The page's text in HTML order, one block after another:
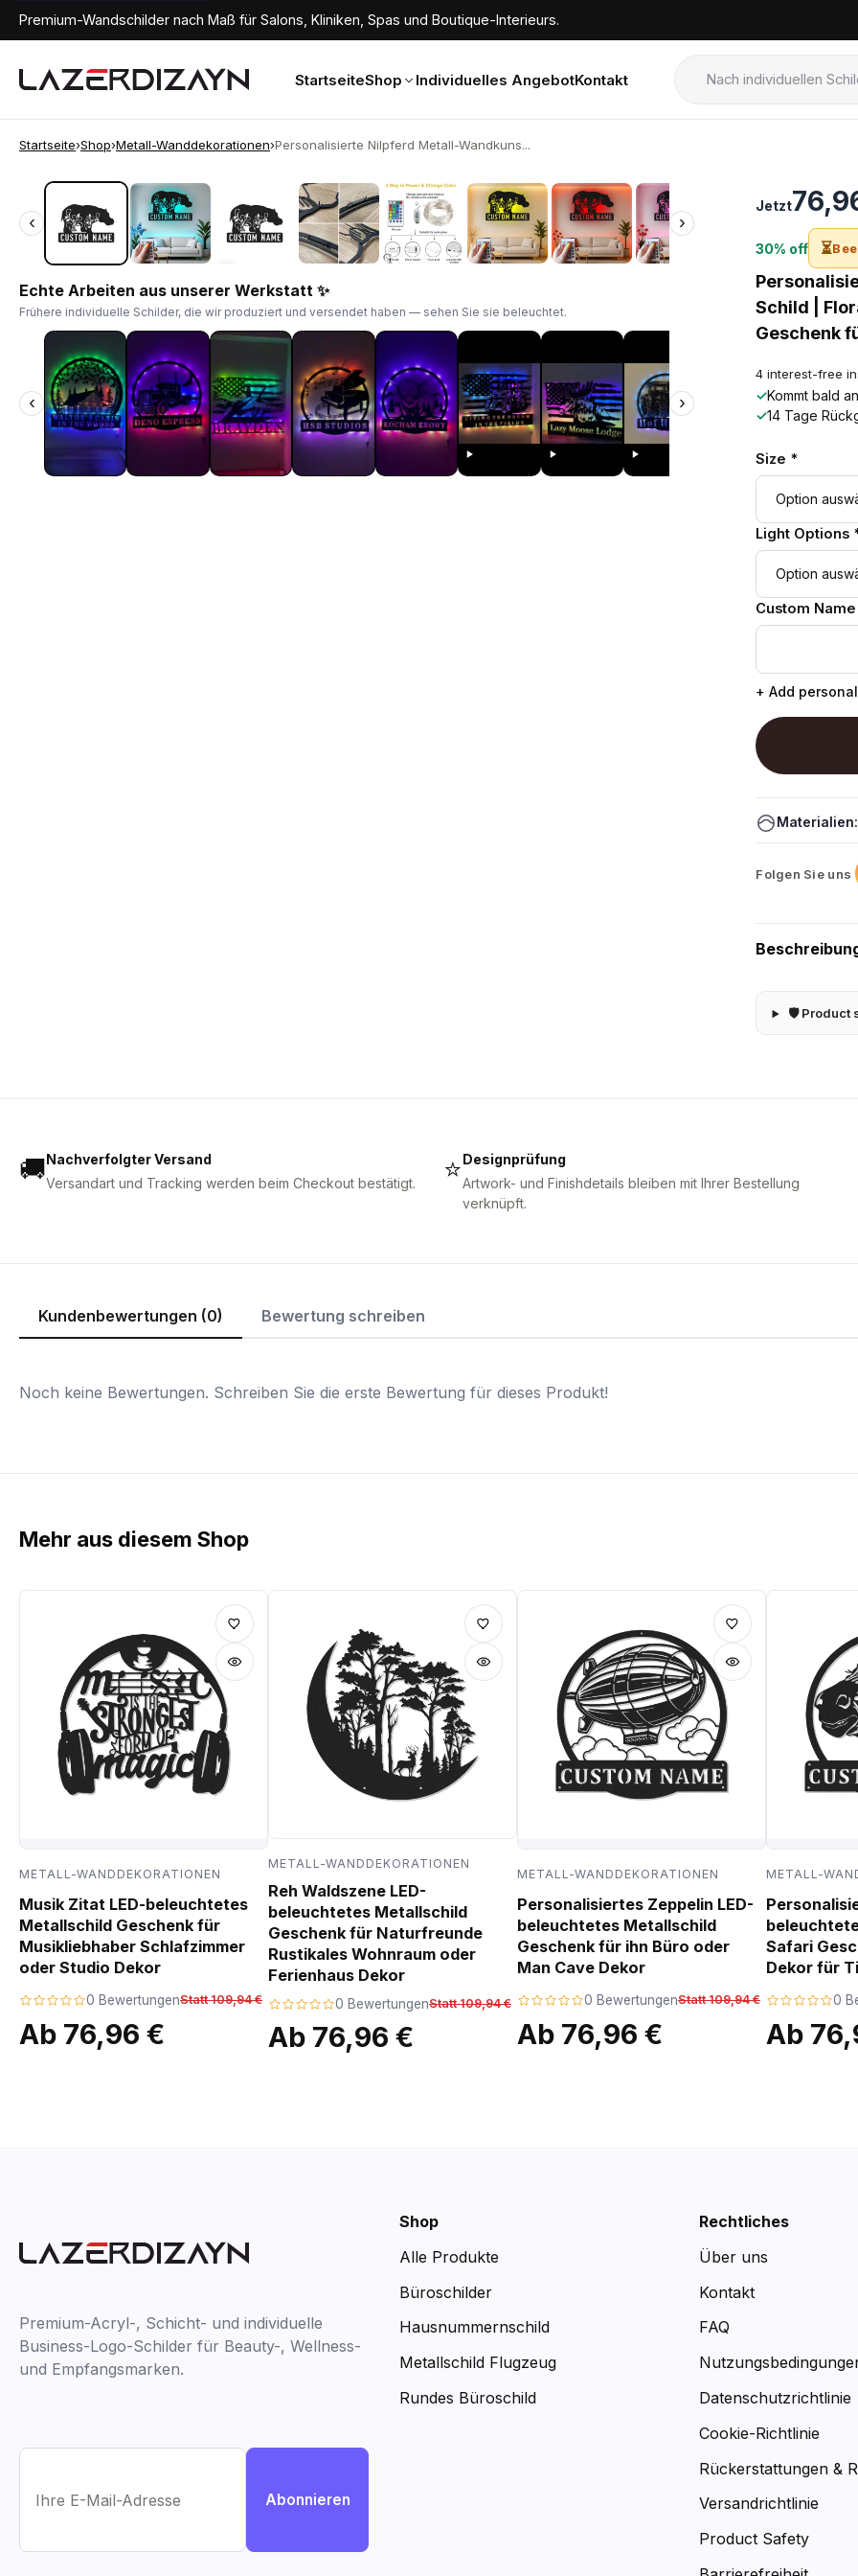
Premium-Wandschilder nach Maß für Salons, Kliniken, Spas und Boutique-Interieurs.
StartseiteShop Individuelles AngebotKontakt
Startseite›Shop›Metall-Wanddekorationen›Personalisierte Nilpferd Metall-Wandkuns...
‹ ›
‹ ›
Echte Arbeiten aus unserer Werkstatt ✨
Frühere individuelle Schilder, die wir produziert und versendet haben — sehen Sie sie beleuchtet.
‹ ›
Jetzt
30% off ⏳
Schild |
Geschenk
4 interest-free
✓Kommt bald
✓14 Tage
Size *
Light Options
Custom
+ Add
Materialien:
Folgen Sie uns
🛡 Product
🚚Nachverfolgter Versand
Versandart und Tracking werden beim Checkout bestätigt.
⭐Designprüfung
Artwork- und Finishdetails bleiben mit Ihrer Bestellung
verknüpft.
Kundenbewertungen (0) Bewertung schreiben
Noch keine Bewertungen. Schreiben Sie die erste Bewertung für dieses Produkt!
Mehr aus diesem Shop
METALL-WANDDEKORATIONEN
Musik Zitat LED-beleuchtetes
Metallschild Geschenk für
Musikliebhaber Schlafzimmer
oder Studio Dekor
0 BewertungenStatt 109,94 €
Ab 76,96 €
METALL-WANDDEKORATIONEN
Reh Waldszene LED-
beleuchtetes Metallschild
Geschenk für Naturfreunde
Rustikales Wohnraum oder
Ferienhaus Dekor
0 BewertungenStatt 109,94 €
Ab 76,96 €
METALL-WANDDEKORATIONEN
Personalisiertes Zeppelin LED-
beleuchtetes Metallschild
Geschenk für ihn Büro oder
Man Cave Dekor
0 BewertungenStatt 109,94 €
Ab 76,96 €
METALL-
Safari
Dekor für
0
Ab
Premium-Acryl-, Schicht- und individuelle
Business-Logo-Schilder für Beauty-, Wellness-
und Empfangsmarken.
Abonnieren
Shop
Alle Produkte
Büroschilder
Hausnummernschild
Metallschild Flugzeug
Rundes Büroschild
Rechtliches
Über uns
Kontakt
FAQ
Datenschutzrichtlinie
Cookie-Richtlinie
Rückerstattungen &
Versandrichtlinie
Product Safety